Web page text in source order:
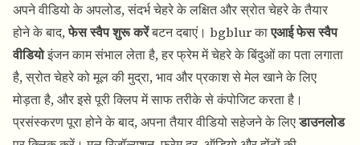
अपने वीडियो के अपलोड, संदर्भ चेहरे के लक्षित और स्रोत चेहरे के तैयार
होने के बाद,फेस स्वैप शुरू करेंबटन दबाएं। bgblur काएआई फेस स्वैप
वीडियोइंजन काम संभाल लेता है, हर फ्रेम में चेहरे के बिंदुओं का पता लगाता
है, स्रोत चेहरे को मूल की मुद्रा, भाव और प्रकाश से मेल खाने के लिए
मोड़ता है, और इसे पूरी क्लिप में साफ तरीके से कंपोजिट करता है।
प्रसंस्करण पूरा होने के बाद, अपना तैयार वीडियो सहेजने के लिएडाउनलोड